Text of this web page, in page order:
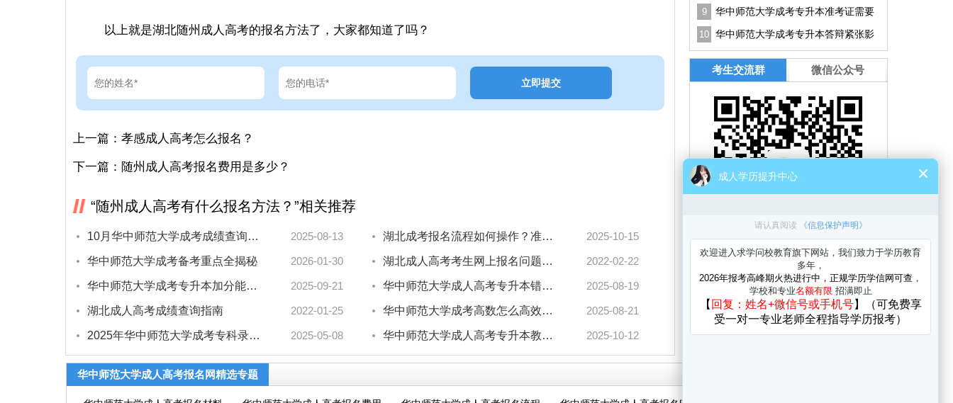
以上就是湖北随州成人高考的报名方法了，大家都知道了吗？
上一篇： 孝感成人高考怎么报名？
下一篇： 随州成人高考报名费用是多少？
“随州成人高考有什么报名方法？”相关推荐
10月华中师范大学成考成绩查询日期 2025-08-13 湖北成考报名流程如何操作？准备材料清单速查！ 2025-10-15
华中师范大学成考备考重点全揭秘 2026-01-30 湖北成人高考考生网上报名问题汇总 2022-02-22
华中师范大学成考专升本加分能有多少？最新政策全揭秘！ 2025-09-21 华中师范大学成人高考专升本错题集整理技巧全揭秘 2025-08-19
湖北成人高考成绩查询指南 2022-01-25 华中师范大学成考高数怎么高效备考湖北考生必看攻略 2025-08-21
2025年华中师范大学成考专科录取线多少分能上？ 2025-05-08 华中师范大学成人高考专升本教材能否自行购买？高分备考攻略来了！ 2025-10-12
能申请？实用技巧
9
华中师范大学成考专升本准考证需要
打多少份？没带能进吗？
10 华中师范大学成考专升本答辩紧张影
响结果怎么办？实用技巧分享
考生交流群 微信公众号
与考生自由互动、并且能直接与资深老师
进行交流、解答。
华中师范大学成人高考报名网精选专题